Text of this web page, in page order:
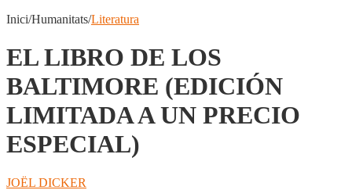
Inici/Humanitats/Literatura
EL LIBRO DE LOS
BALTIMORE (EDICIÓN
LIMITADA A UN PRECIO
ESPECIAL)
JOËL DICKER